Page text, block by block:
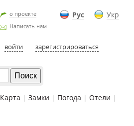
Рус Укр
о проекте
Написать нам
войти зарегистрироваться
Карта | Замки | Погода | Отели |